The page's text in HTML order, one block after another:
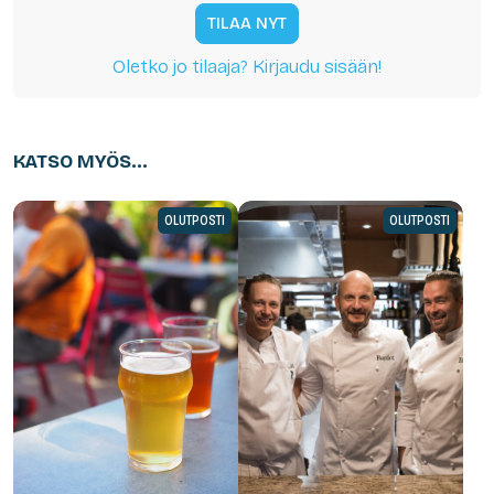
TILAA NYT
Oletko jo tilaaja? Kirjaudu sisään!
KATSO MYÖS...
OLUTPOSTI OLUTPOSTI